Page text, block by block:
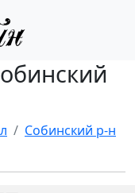
Собинский р-н